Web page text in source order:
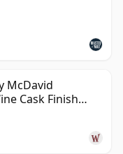
McDavid
Cask Finish